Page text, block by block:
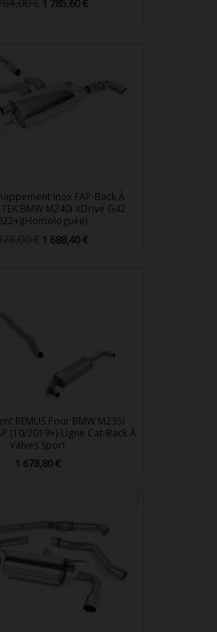
1 785,60 €
Inox FAP-Back À
BMW M240i XDrive G42
Prix
1 688,40 €
REMUS Pour BMW M235i
(10/2019+)-Ligne Cat-Back À
Valves Sport
Prix
1 678,80 €